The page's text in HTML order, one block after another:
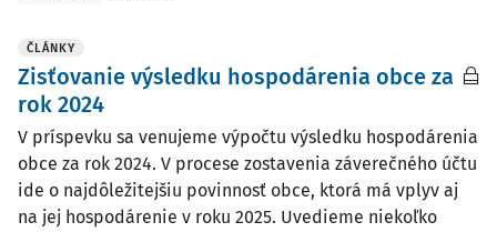
ČLÁNKY
Zisťovanie výsledku hospodárenia obce za
rok 2024
V príspevku sa venujeme výpočtu výsledku hospodárenia
obce za rok 2024. V procese zostavenia záverečného účtu
ide o najdôležitejšiu povinnosť obce, ktorá má vplyv aj
na jej hospodárenie v roku 2025. Uvedieme niekoľko